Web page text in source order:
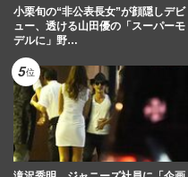
週刊女性PRIME
小栗旬の“非公表長女”が顔隠しデビ
ュー、透ける山田優の「スーパーモ
デルに」野…